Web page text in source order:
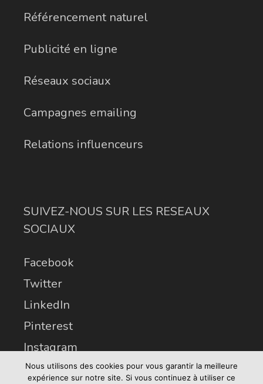
Référencement naturel
Publicité en ligne
Réseaux sociaux
Campagnes emailing
Relations influenceurs
SUIVEZ-NOUS SUR LES RESEAUX
SOCIAUX
Facebook
Twitter
LinkedIn
Pinterest
Instagram
Nous utilisons des cookies pour vous garantir la meilleure
expérience sur notre site. Si vous continuez à utiliser ce